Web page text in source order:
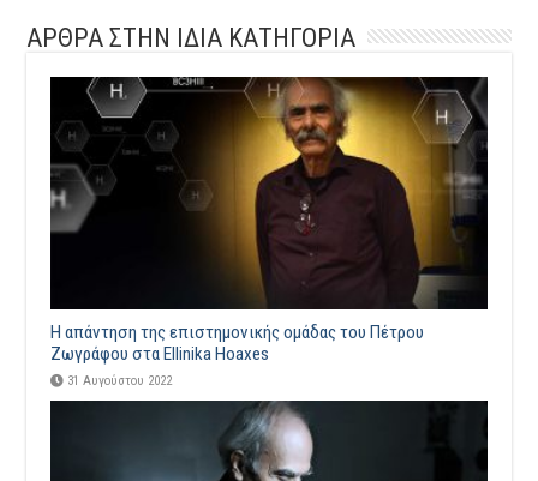
ΑΡΘΡΑ ΣΤΗΝ ΙΔΙΑ ΚΑΤΗΓΟΡΙΑ
Η απάντηση της επιστημονικής ομάδας του Πέτρου
Ζωγράφου στα Ellinika Hoaxes
31 Αυγούστου 2022